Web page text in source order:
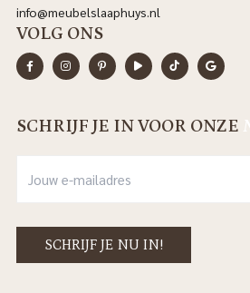
info@meubelslaaphuys.nl
VOLG ONS
SCHRIJF JE IN VOOR ONZE